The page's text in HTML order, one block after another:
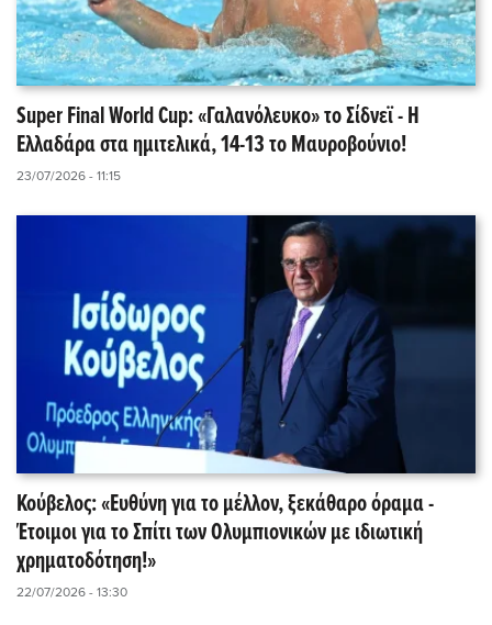
Super Final World Cup: «Γαλανόλευκο» το Σίδνεϊ - Η
Ελλαδάρα στα ημιτελικά, 14-13 το Μαυροβούνιο!
23/07/2026 - 11:15
Κούβελος: «Ευθύνη για το μέλλον, ξεκάθαρο όραμα -
Έτοιμοι για το Σπίτι των Ολυμπιονικών με ιδιωτική
χρηματοδότηση!»
22/07/2026 - 13:30